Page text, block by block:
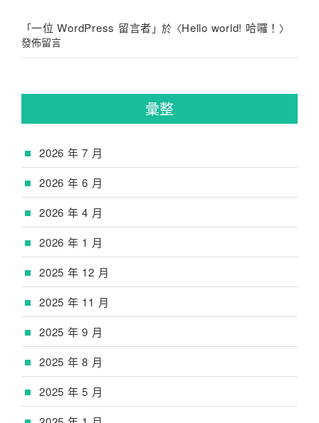
「一位 WordPress 留言者 」於〈Hello world! 哈囉！ 〉
發佈留言
彙整
2026 年 7 月
2026 年 6 月
2026 年 4 月
2026 年 1 月
2025 年 12 月
2025 年 11 月
2025 年 9 月
2025 年 8 月
2025 年 5 月